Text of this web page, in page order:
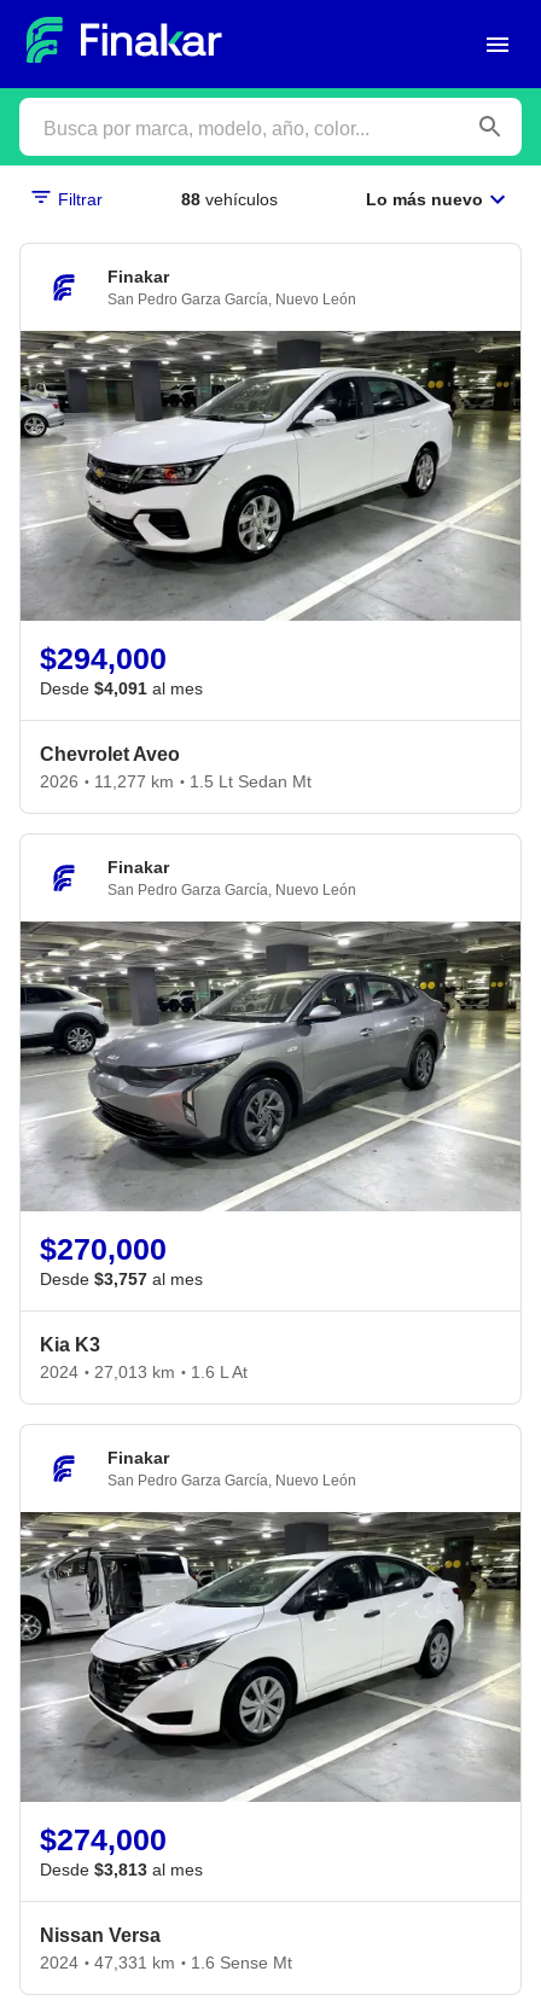
Filtrar 88 vehículos Lo más nuevo
Finakar
San Pedro Garza García Nuevo León
$294,000
Desde $4,091 al mes
Chevrolet Aveo
2026 • 11,277 km • 1.5 Lt Sedan Mt
Finakar
San Pedro Garza García Nuevo León
$270,000
Desde $3,757 al mes
Kia K3
2024 • 27,013 km • 1.6 L At
Finakar
San Pedro Garza García Nuevo León
$274,000
Desde $3,813 al mes
Nissan Versa
2024 • 47,331 km • 1.6 Sense Mt